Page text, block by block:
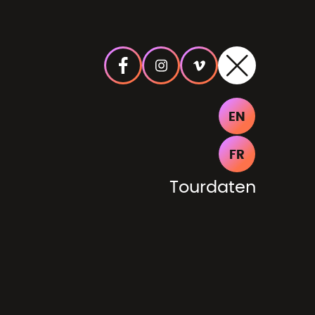
EN
FR
Tourdaten